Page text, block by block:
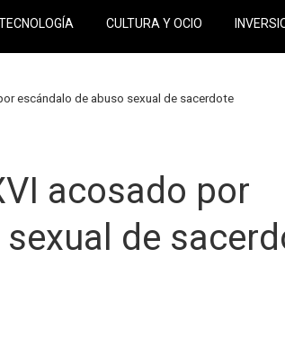
CULTURA Y OCIO
escándalo de abuso sexual de sacerdote
acosado por
de